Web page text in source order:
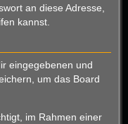
an diese Adresse,
kannst.
eingegebenen und
um das Board
im Rahmen einer